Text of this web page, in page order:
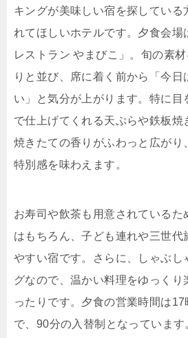
キングが美味しい宿を探している
れてほしいホテルです。夕食会場
レストラン やまびこ」。旬の素
りと並び、席に着く前から「今日
い」と気分が上がります。特に目
で仕上げてくれる天ぷらや鉄板焼
焼きたての香りがふわっと広がり
特別感を味わえます。
お寿司や飲茶も用意されているた
はもちろん、子ども連れや三世代
やすい宿です。さらに、しゃぶし
グなので、温かい料理をゆっくり
ったりです。夕食の営業時間は
で、90分の入替制となっています